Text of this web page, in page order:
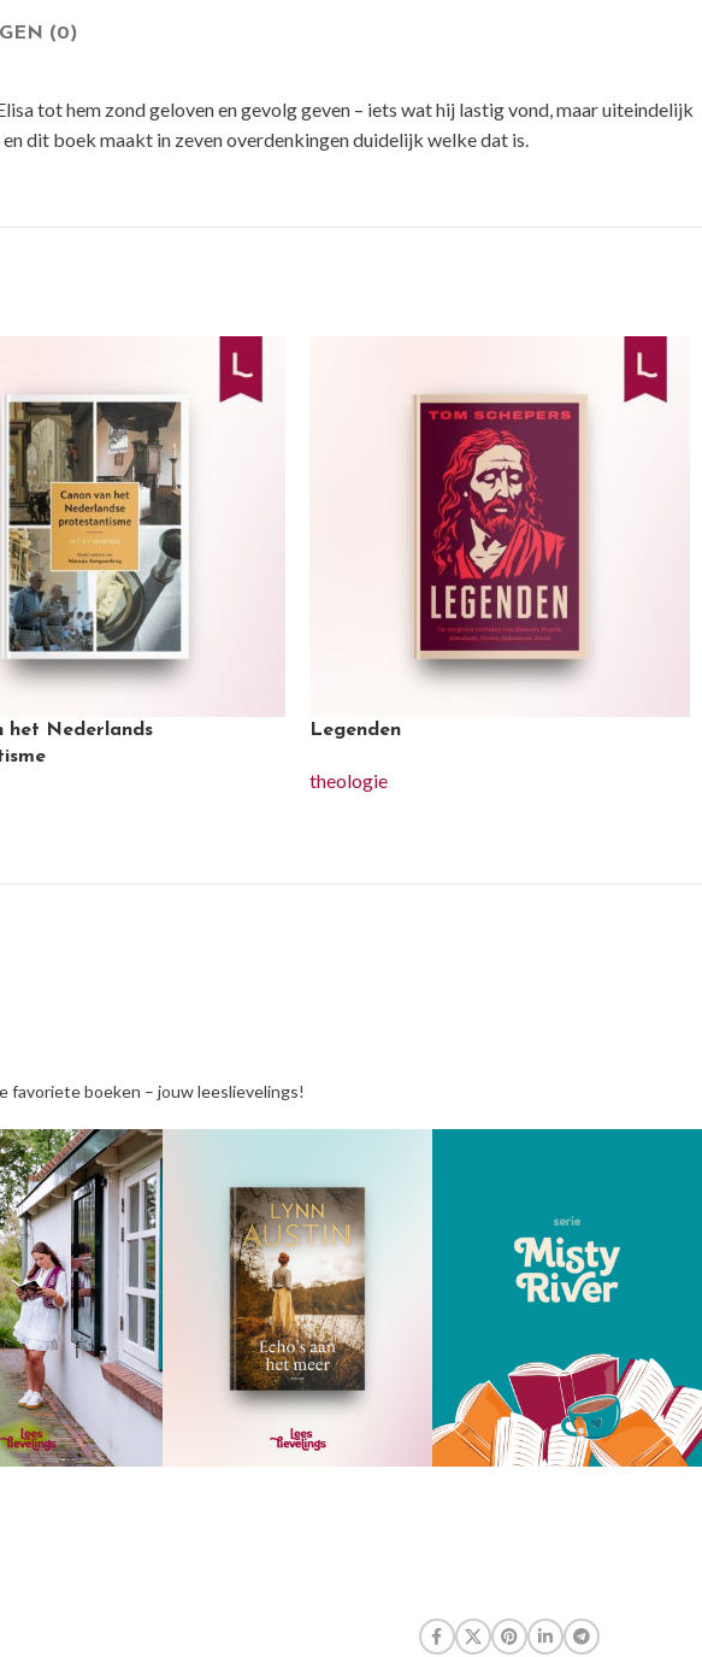
(0)
tot hem zond geloven en gevolg geven – iets wat hij lastig vond, maar uiteindelijk
dit boek maakt in zeven overdenkingen duidelijk welke dat is.
het Nederlands
Legenden
theologie
favoriete boeken – jouw leeslievelings!